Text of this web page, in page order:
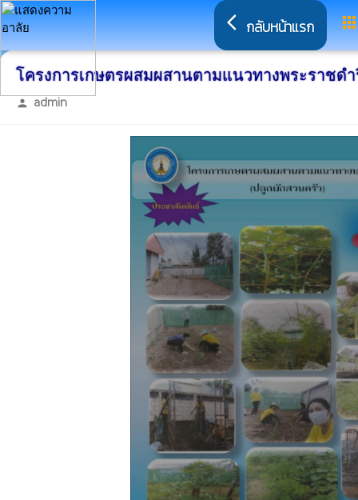
arrow_back_ios กลับหน้าแรก apps
โครงการเกษตรผสมผสานตามแนวทางพระราชด
person admin